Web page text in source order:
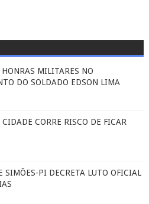
MILITARES NO
DO SOLDADO EDSON LIMA
CORRE RISCO DE FICAR
SIMÕES-PI DECRETA LUTO OFICIAL